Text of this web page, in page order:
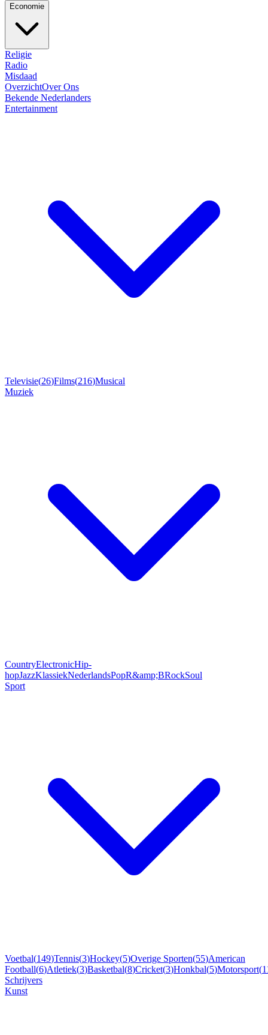
Economie
Religie
Radio
Misdaad
OverzichtOver Ons
Bekende Nederlanders
Entertainment
Televisie(26)Films(216)Musical
Muziek
CountryElectronicHip-
hopJazzKlassiekNederlandsPopR&amp;BRockSoul
Sport
Voetbal(149)Tennis(3)Hockey(5)Overige Sporten(55)American
Football(6)Atletiek(3)Basketbal(8)Cricket(3)Honkbal(5)Motorsport(
Schrijvers
Kunst